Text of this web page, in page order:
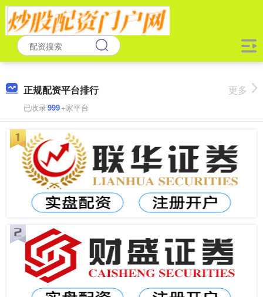
正规配资平台排行
已收录999+家平台
更多